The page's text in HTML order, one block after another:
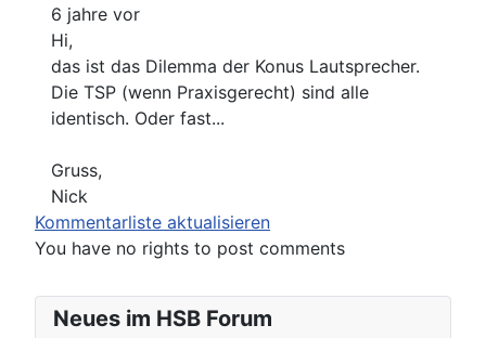
Neues im HSB Forum
6 jahre vor
Hi,
das ist das Dilemma der Konus Lautsprecher.
Die TSP (wenn Praxisgerecht) sind alle
identisch. Oder fast...
Gruss,
Nick
Kommentarliste aktualisieren
You have no rights to post comments